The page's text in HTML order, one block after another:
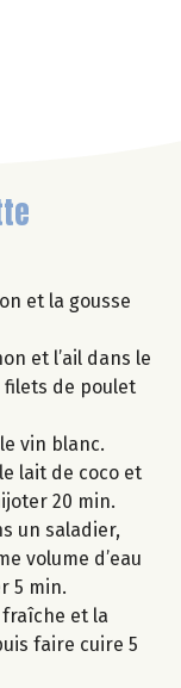
et la gousse
et l’ail dans le
filets de poulet
vin blanc.
lait de coco et
20 min.
un saladier,
volume d’eau
5 min.
et la
faire cuire 5